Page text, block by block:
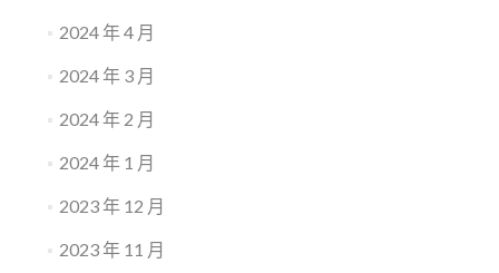
2024 年 4 月
2024 年 3 月
2024 年 2 月
2024 年 1 月
2023 年 12 月
2023 年 11 月